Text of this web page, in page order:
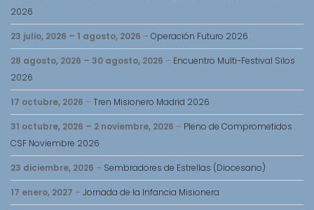
2026
23 julio, 2026 – 1 agosto, 2026 – Operación Futuro 2026
28 agosto, 2026 – 30 agosto, 2026 – Encuentro Multi-Festival Silos
2026
17 octubre, 2026 – Tren Misionero Madrid 2026
31 octubre, 2026 – 2 noviembre, 2026 – Pleno de Comprometidos
CSF Noviembre 2026
23 diciembre, 2026 – Sembradores de Estrellas (Diocesano)
17 enero, 2027 – Jornada de la Infancia Misionera